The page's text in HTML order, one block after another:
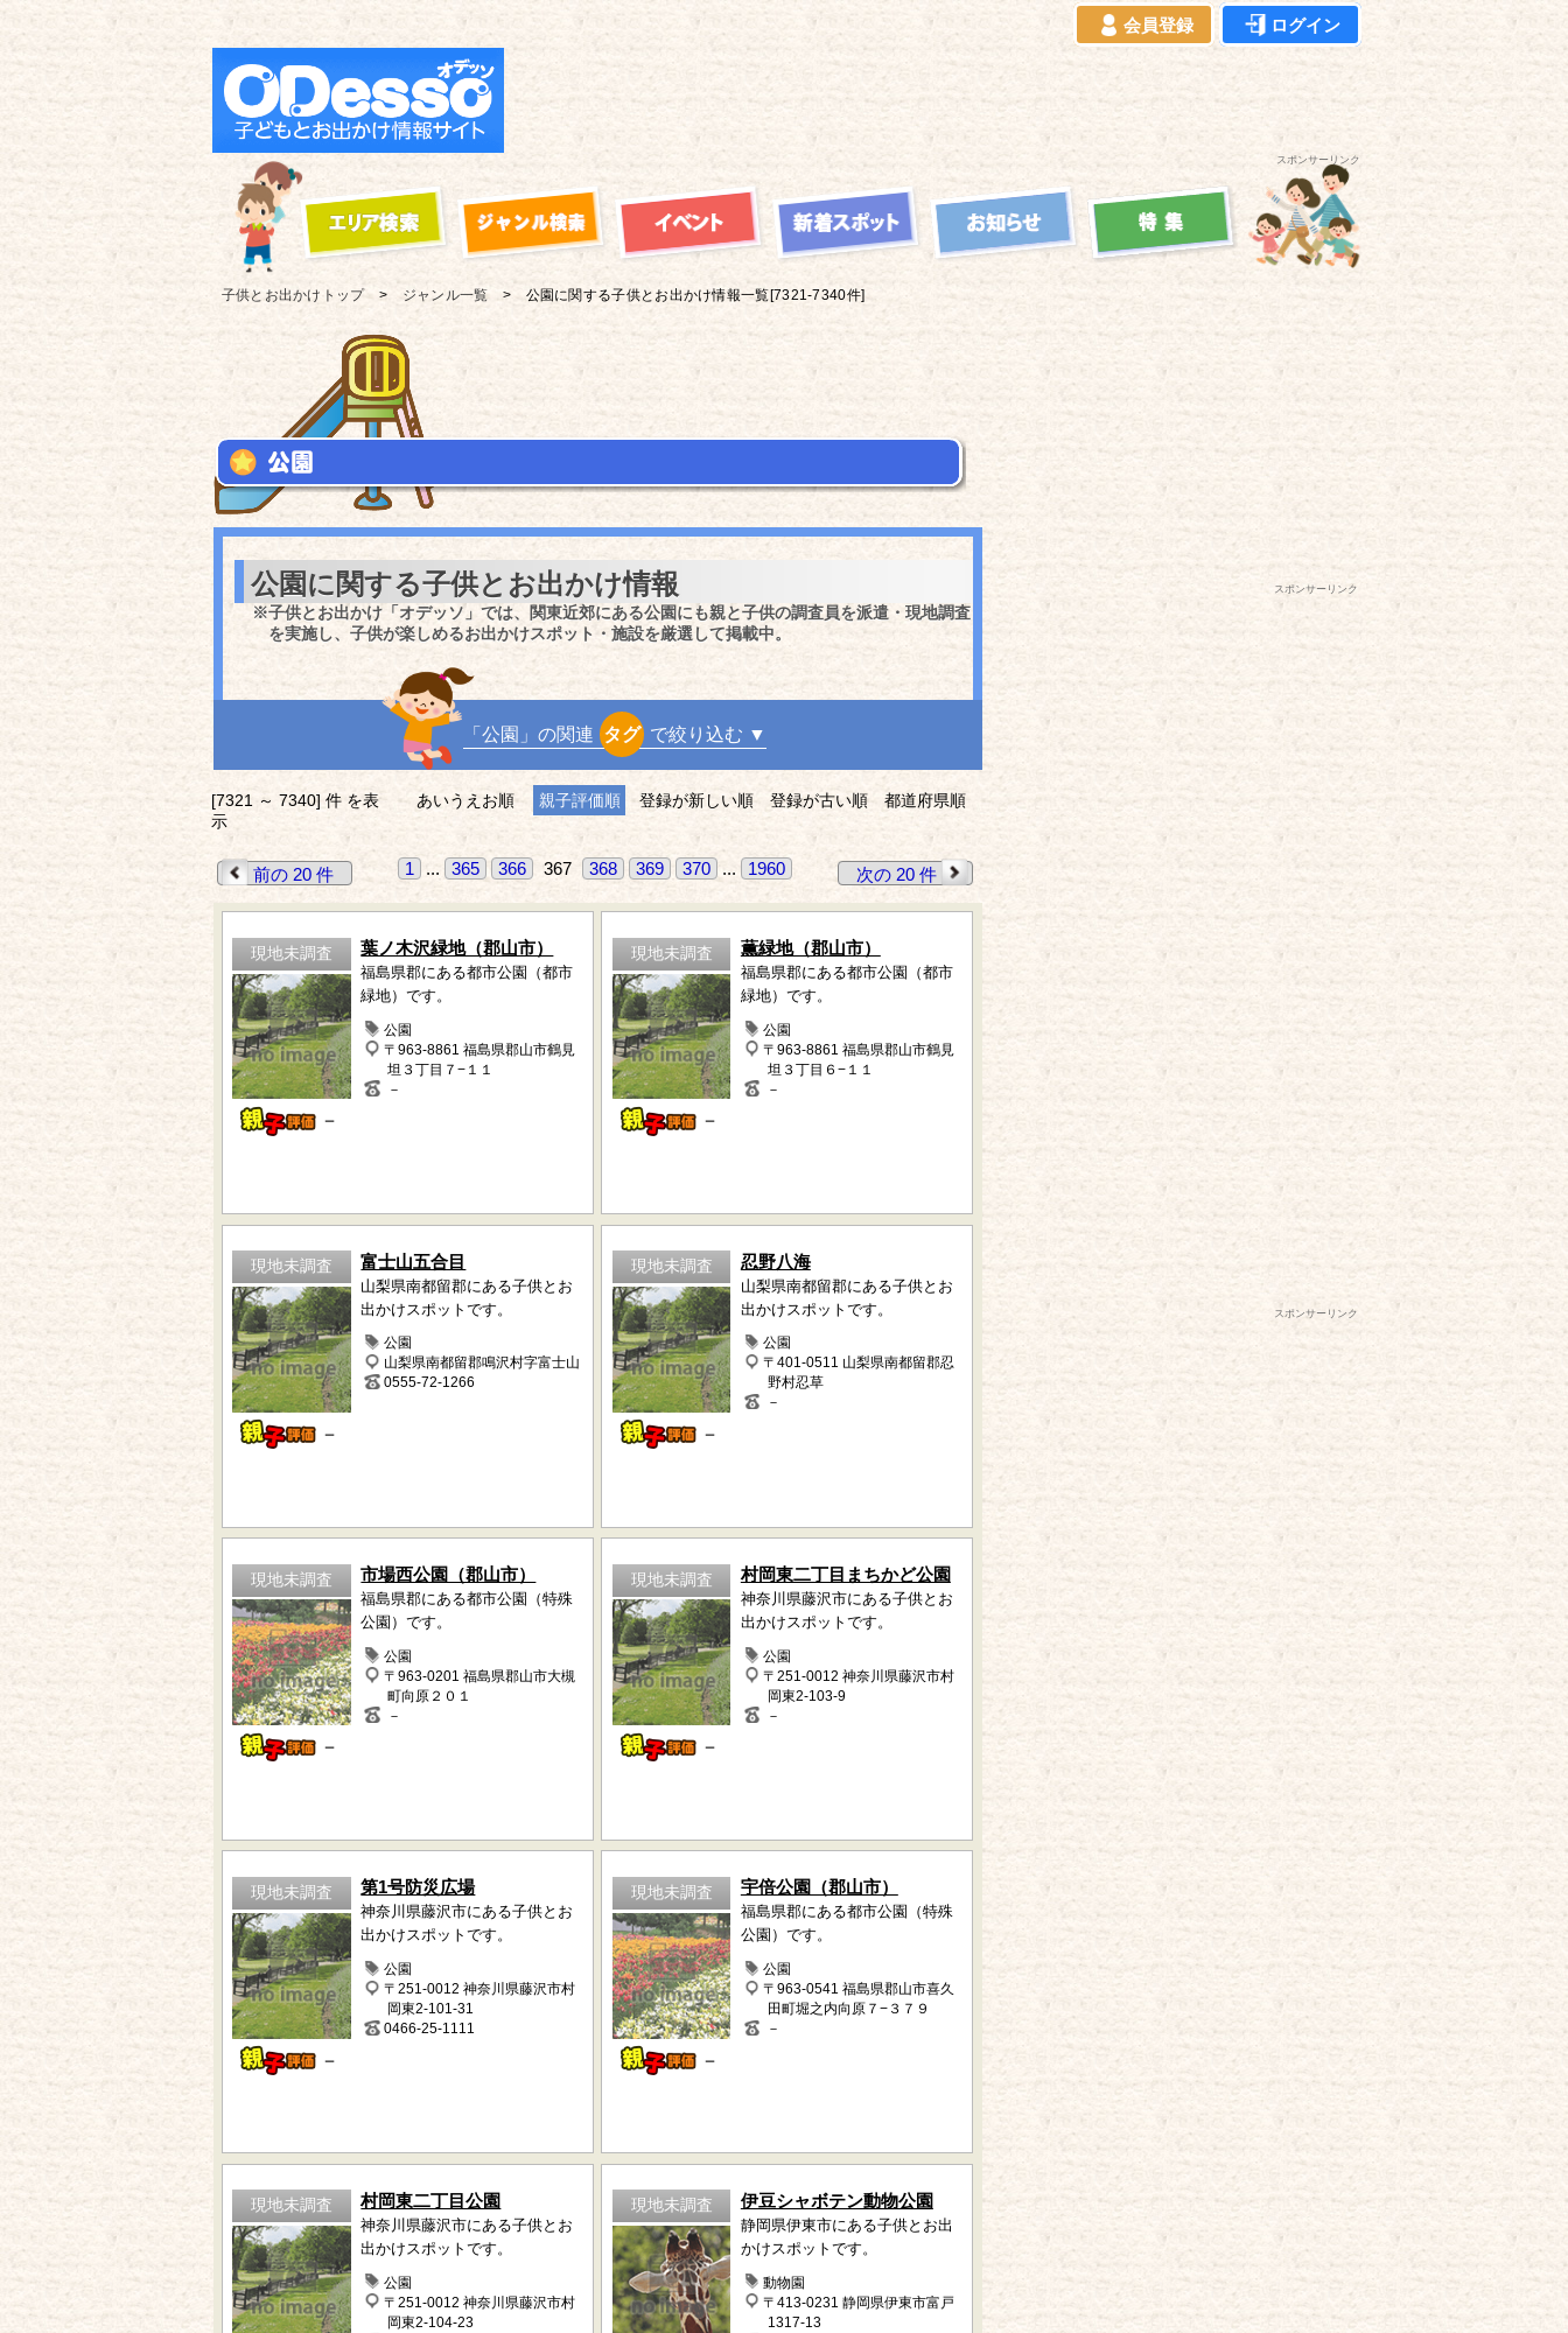
会員登録 ログイン
スポンサーリンク
子供とお出かけ トップ ジャンル一覧 公園に関する子供とお出かけ情報一覧[7321-7340件]
公園に関する子供とお出かけ情報
※子供とお出かけ「オデッソ」では、関東近郊にある公園にも親と子供の調査員を派遣・現地調査
を実施し、子供が楽しめるお出かけスポット・施設を厳選して掲載中。
「公園」の関連 タグ で絞り込む ▼
[7321 ～ 7340] 件 を表
示
あいうえお順 親子評価順 登録が新しい順 登録が古い順 都道府県順
前の 20 件 1 ... 365 366 367 368 369 370 ... 1960 次の 20 件
現地未調査
－
葉ノ木沢緑地（郡山市）
福島県郡にある都市公園（都市
緑地）です。
公園
〒963-8861 福島県郡山市鶴見
坦３丁目７−１１
－
現地未調査
－
薫緑地（郡山市）
福島県郡にある都市公園（都市
緑地）です。
公園
〒963-8861 福島県郡山市鶴見
坦３丁目６−１１
－
現地未調査
－
富士山五合目
山梨県南都留郡にある子供とお
出かけスポットです。
公園
山梨県南都留郡鳴沢村字富士山
0555-72-1266
現地未調査
－
忍野八海
山梨県南都留郡にある子供とお
出かけスポットです。
公園
〒401-0511 山梨県南都留郡忍
野村忍草
－
現地未調査
－
市場西公園（郡山市）
福島県郡にある都市公園（特殊
公園）です。
公園
〒963-0201 福島県郡山市大槻
町向原２０１
－
現地未調査
－
村岡東二丁目まちかど公園
神奈川県藤沢市にある子供とお
出かけスポットです。
公園
〒251-0012 神奈川県藤沢市村
岡東2-103-9
－
現地未調査
－
第1号防災広場
神奈川県藤沢市にある子供とお
出かけスポットです。
公園
〒251-0012 神奈川県藤沢市村
岡東2-101-31
0466-25-1111
現地未調査
－
宇倍公園（郡山市）
福島県郡にある都市公園（特殊
公園）です。
公園
〒963-0541 福島県郡山市喜久
田町堀之内向原７−３７９
－
現地未調査 村岡東二丁目公園
神奈川県藤沢市にある子供とお
出かけスポットです。
公園
〒251-0012 神奈川県藤沢市村
岡東2-104-23
現地未調査 伊豆シャボテン動物公園
静岡県伊東市にある子供とお出
かけスポットです。
動物園
〒413-0231 静岡県伊東市富戸
1317-13
スポンサーリンク
スポンサーリンク